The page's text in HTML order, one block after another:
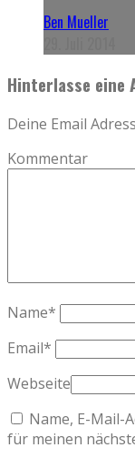
Ben Mueller
Hinterlasse eine
Deine Email
Kommentar
Name*
Email*
Webseite
Name, E-Mail-
für meinen